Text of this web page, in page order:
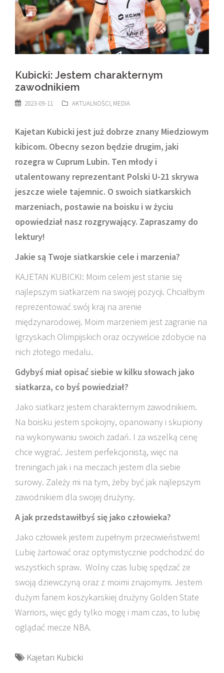
Kubicki: Jestem charakternym
zawodnikiem
2023-09-11 AKTUALNOŚCI, MEDIA
Kajetan Kubicki jest już dobrze znany Miedziowym
kibicom. Obecny sezon będzie drugim, jaki
rozegra w Cuprum Lubin. Ten młody i
utalentowany reprezentant Polski U-21 skrywa
jeszcze wiele tajemnic. O swoich siatkarskich
marzeniach, postawie na boisku i w życiu
opowiedział nasz rozgrywający. Zapraszamy do
lektury!
Jakie są Twoje siatkarskie cele i marzenia?
KAJETAN KUBICKI: Moim celem jest stanie się
najlepszym siatkarzem na swojej pozycji. Chciałbym
reprezentować swój kraj na arenie
międzynarodowej. Moim marzeniem jest zagranie na
Igrzyskach Olimpijskich oraz oczywiście zdobycie na
nich złotego medalu.
Gdybyś miał opisać siebie w kilku słowach jako
siatkarza, co byś powiedział?
Jako siatkarz jestem charakternym zawodnikiem.
Na boisku jestem spokojny, opanowany i skupiony
na wykonywaniu swoich zadań. I za wszelką cenę
chce wygrać. Jestem perfekcjonistą, więc na
treningach jak i na meczach jestem dla siebie
surowy. Zależy mi na tym, żeby być jak najlepszym
zawodnikiem dla swojej drużyny.
A jak przedstawiłbyś się jako człowieka?
Jako człowiek jestem zupełnym przeciwieństwem!
Lubię żartować oraz optymistycznie podchodzić do
wszystkich spraw. Wolny czas lubię spędzać ze
swoją dziewczyną oraz z moimi znajomymi. Jestem
dużym fanem koszykarskiej drużyny Golden State
Warriors, więc gdy tylko mogę i mam czas, to lubię
oglądać mecze NBA.
Kajetan Kubicki